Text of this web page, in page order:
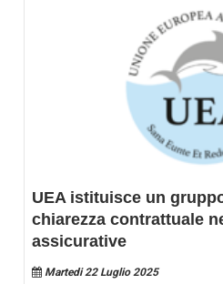
UEA istituisce un
chiarezza contrattuale
assicurative
Martedi 22 Luglio 2025